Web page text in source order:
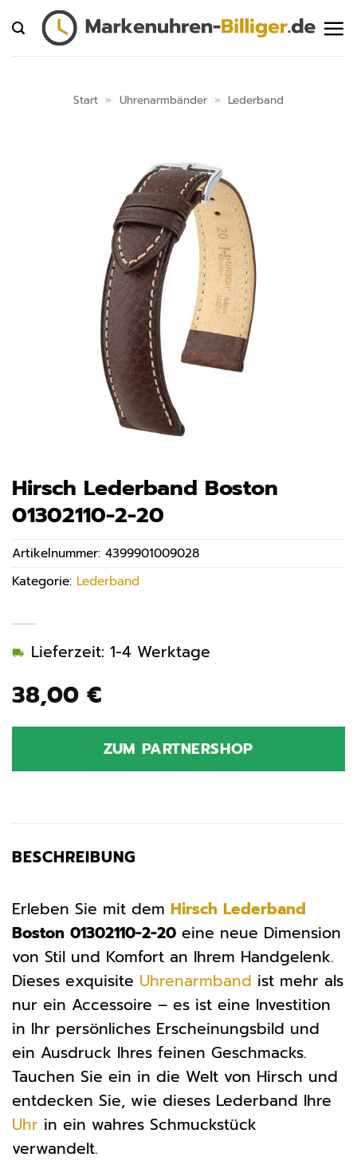
Inhalt
springen
Start » Uhrenarmbänder » Lederband
Hirsch Lederband Boston
01302110-2-20
38,00 €
Lieferzeit: 1-4 Werktage
ZUM PARTNERSHOP
Artikelnummer: 4399901009028
Kategorie: Lederband
BESCHREIBUNG
Erleben Sie mit dem Hirsch Lederband
Boston 01302110-2-20 eine neue Dimension
von Stil und Komfort an Ihrem Handgelenk.
Dieses exquisite Uhrenarmband ist mehr als
nur ein Accessoire – es ist eine Investition
in Ihr persönliches Erscheinungsbild und
ein Ausdruck Ihres feinen Geschmacks.
Tauchen Sie ein in die Welt von Hirsch und
entdecken Sie, wie dieses Lederband Ihre
Uhr in ein wahres Schmuckstück
verwandelt.